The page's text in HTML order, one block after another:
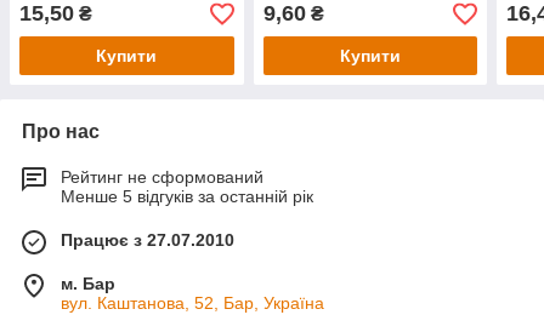
15,50 ₴
Купити
9,60₴
Купити
Про нас
Рейтинг не сформований
Менше 5 відгуків за останній рік
Працює з 27.07.2010
м. Бар
вул. Каштанова, 52, Бар, Україна